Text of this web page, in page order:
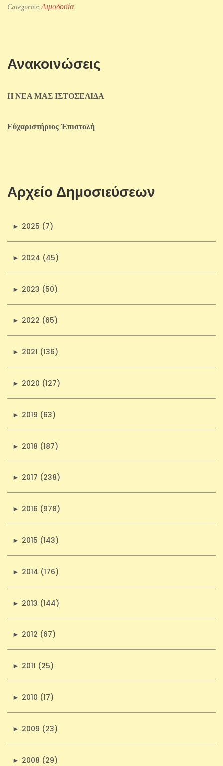
Categories:Αιμοδοσία
Ανακοινώσεις
Η ΝΕΑ ΜΑΣ ΙΣΤΟΣΕΛΙΔΑ
Εὐχαριστήριος Ἐπιστολὴ
Αρχείο Δημοσιεύσεων
► 2025 (7)
► 2024 (45)
► 2023 (50)
► 2022 (65)
► 2021 (136)
► 2020 (127)
► 2019 (63)
► 2018 (187)
► 2017 (238)
► 2016 (978)
► 2015 (143)
► 2014 (176)
► 2013 (144)
► 2012 (67)
► 2011 (25)
► 2010 (17)
► 2009 (23)
► 2008 (29)